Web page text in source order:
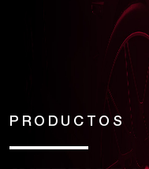
PRODUCTOS